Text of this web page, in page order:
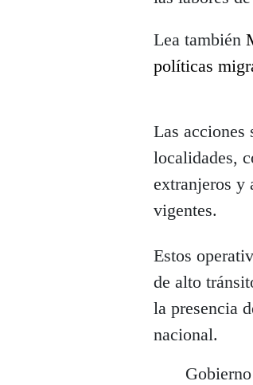
Lea también
políticas
Las acciones
localidades,
extranjeros y
vigentes.
Estos
de alto
la presencia
nacional.